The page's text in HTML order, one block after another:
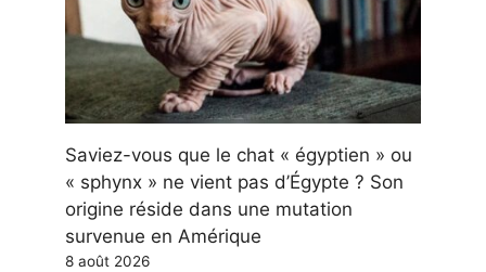
Saviez-vous que le chat « égyptien » ou
« sphynx » ne vient pas d’Égypte ? Son
origine réside dans une mutation
survenue en Amérique
8 août 2026